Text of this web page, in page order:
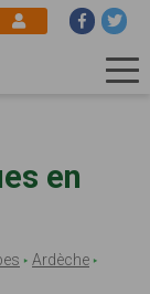
en
Ardèche